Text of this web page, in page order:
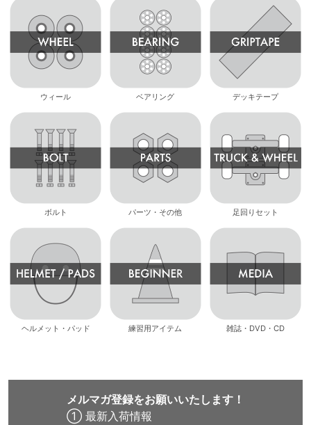
ウィール ベアリング デッキテープ
ボルト パーツ・その他 足回りセット
ヘルメット・パッド 練習用アイテム 雑誌・DVD・CD
メルマガ登録をお願いいたします！
① 最新入荷情報